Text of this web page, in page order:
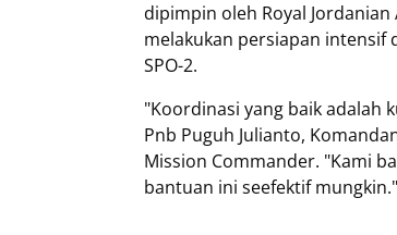
dipimpin oleh Royal Jordanian
melakukan persiapan intensif
SPO-2.
"Koordinasi yang baik adalah
Pnb Puguh Julianto,
Mission Commander. "Kami
bantuan ini seefektif mungkin."